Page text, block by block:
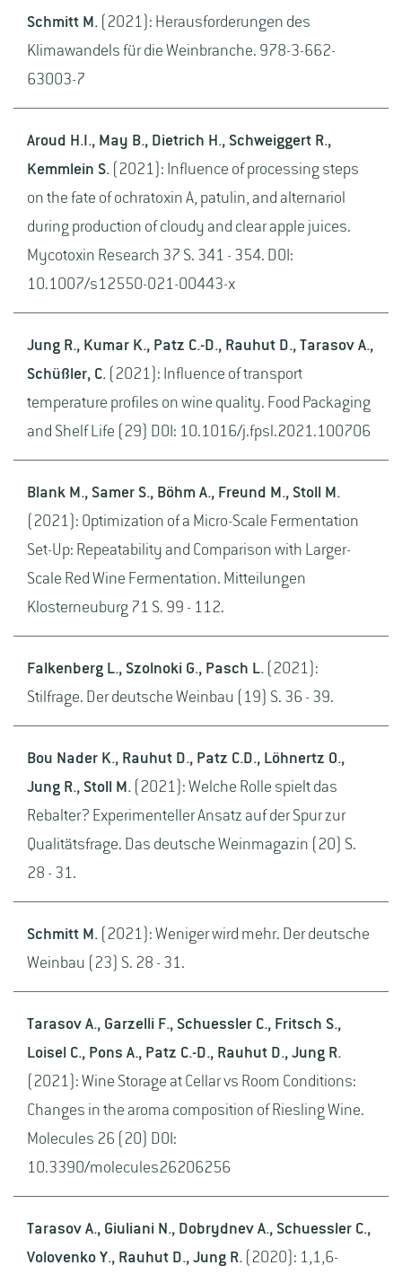
Schmitt M. (2021): Herausforderungen des
Klimawandels für die Weinbranche. 978-3-662-
63003-7
Aroud H.I., May B., Dietrich H., Schweiggert R.,
Kemmlein S. (2021): Influence of processing steps
on the fate of ochratoxin A, patulin, and alternariol
during production of cloudy and clear apple juices.
Mycotoxin Research 37 S. 341 - 354. DOI:
10.1007/s12550-021-00443-x
Jung R., Kumar K., Patz C.-D., Rauhut D., Tarasov A.,
Schüßler, C. (2021): Influence of transport
temperature profiles on wine quality. Food Packaging
and Shelf Life (29) DOI: 10.1016/j.fpsl.2021.100706
Blank M., Samer S., Böhm A., Freund M., Stoll M.
(2021): Optimization of a Micro-Scale Fermentation
Set-Up: Repeatability and Comparison with Larger-
Scale Red Wine Fermentation. Mitteilungen
Klosterneuburg 71 S. 99 - 112.
Falkenberg L., Szolnoki G., Pasch L. (2021):
Stilfrage. Der deutsche Weinbau (19) S. 36 - 39.
Bou Nader K., Rauhut D., Patz C.D., Löhnertz O.,
Jung R., Stoll M. (2021): Welche Rolle spielt das
Rebalter? Experimenteller Ansatz auf der Spur zur
Qualitätsfrage. Das deutsche Weinmagazin (20) S.
28 - 31.
Schmitt M. (2021): Weniger wird mehr. Der deutsche
Weinbau (23) S. 28 - 31.
Tarasov A., Garzelli F., Schuessler C., Fritsch S.,
Loisel C., Pons A., Patz C.-D., Rauhut D., Jung R.
(2021): Wine Storage at Cellar vs Room Conditions:
Changes in the aroma composition of Riesling Wine.
Molecules 26 (20) DOI:
10.3390/molecules26206256
Tarasov A., Giuliani N., Dobrydnev A., Schuessler C.,
Volovenko Y., Rauhut D., Jung R. (2020): 1,1,6-